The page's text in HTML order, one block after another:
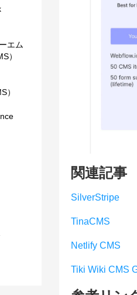
エム
）
）
関連記事
SilverStripe
TinaCMS
Netlify CMS
Tiki Wiki CMS